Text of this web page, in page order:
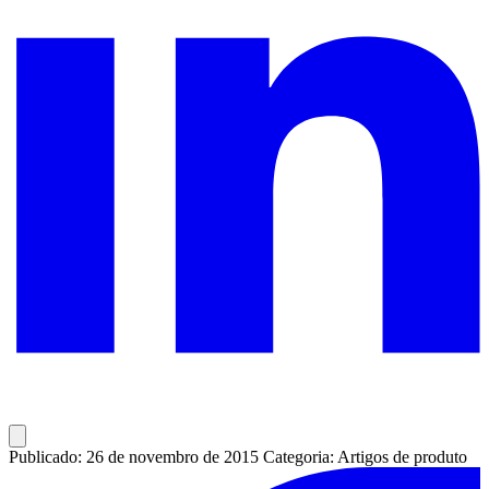
Publicado: 26 de novembro de 2015 Categoria: Artigos de produto